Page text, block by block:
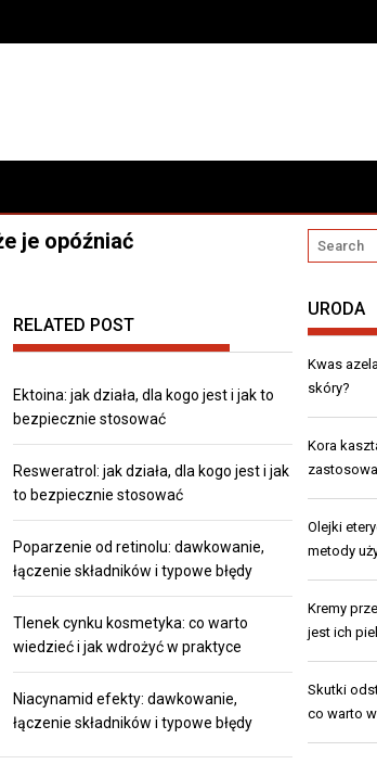
je do modelu roweru
je opóźniać
RELATED POST
Ektoina: jak działa, dla kogo jest i jak to
bezpiecznie stosować
Resweratrol: jak działa, dla kogo jest i jak
to bezpiecznie stosować
Poparzenie od retinolu: dawkowanie,
łączenie składników i typowe błędy
Tlenek cynku kosmetyka: co warto
wiedzieć i jak wdrożyć w praktyce
Niacynamid efekty: dawkowanie,
łączenie składników i typowe błędy
URODA
Kwas
skóry?
Kora
Olejki
metody
Kremy
jest ich
Skutki
co warto